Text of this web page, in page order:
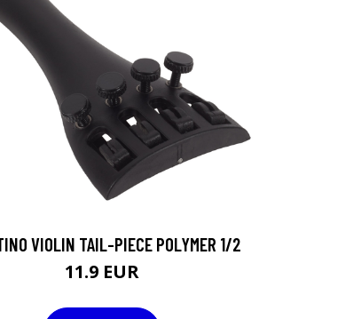
VIOLIN TAIL-PIECE POLYMER 1/2
11.9 EUR